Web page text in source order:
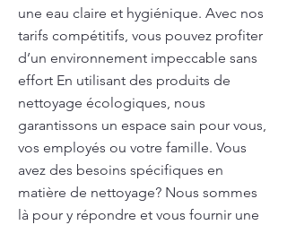
une eau claire et hygiénique. Avec nos
tarifs compétitifs, vous pouvez profiter
d’un environnement impeccable sans
effort En utilisant des produits de
nettoyage écologiques, nous
garantissons un espace sain pour vous,
vos employés ou votre famille. Vous
avez des besoins spécifiques en
matière de nettoyage? Nous sommes
là pour y répondre et vous fournir une